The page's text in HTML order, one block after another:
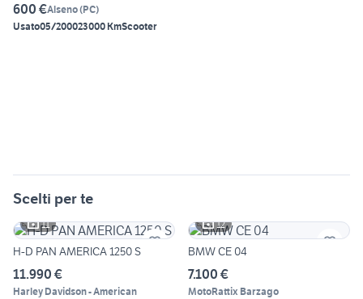
600 €Alseno(PC)
Usato05/200023000 KmScooter
Scelti per te
11
H-D PAN AMERICA 1250 S
11.990 €
Harley Davidson - American
12
BMW CE 04
7.100 €
MotoRattix Barzago